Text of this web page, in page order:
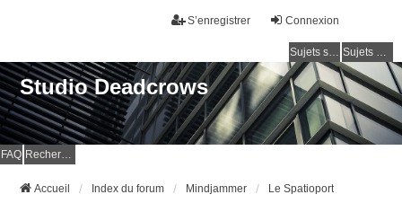
Connexion
S’enregistrer
Sujets sans réponse Sujets actifs
Studio Deadcrows
FAQ Rechercher
Accueil Index du forum Mindjammer Le Spatioport